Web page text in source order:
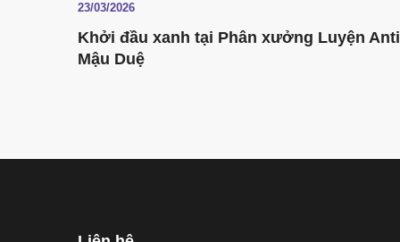
23/03/2026
Khởi đầu xanh tại Phân xưởng Luyện
Mậu Duệ